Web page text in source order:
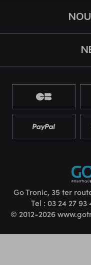
Go Tronic, 35 ter
Tel : 03 24 27
© 2012-2026